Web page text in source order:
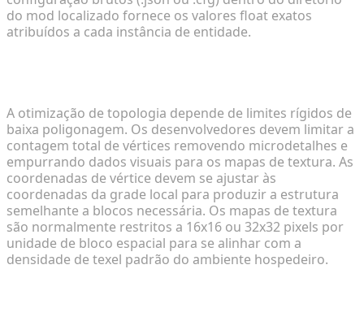
do mod localizado fornece os valores float exatos
atribuídos a cada instância de entidade.
A otimização de topologia depende de limites rígidos de
baixa poligonagem. Os desenvolvedores devem limitar a
contagem total de vértices removendo microdetalhes e
empurrando dados visuais para os mapas de textura. As
coordenadas de vértice devem se ajustar às
coordenadas da grade local para produzir a estrutura
semelhante a blocos necessária. Os mapas de textura
são normalmente restritos a 16x16 ou 32x32 pixels por
unidade de bloco espacial para se alinhar com a
densidade de texel padrão do ambiente hospedeiro.